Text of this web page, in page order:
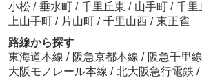
小松 / 垂水町 / 千里丘東 / 山手町 / 千里
上山手町 / 片山町 / 千里山西 / 東正雀
路線から探す
東海道本線 / 阪急京都本線 / 阪急千里線
大阪モノレール本線 / 北大阪急行電鉄 /